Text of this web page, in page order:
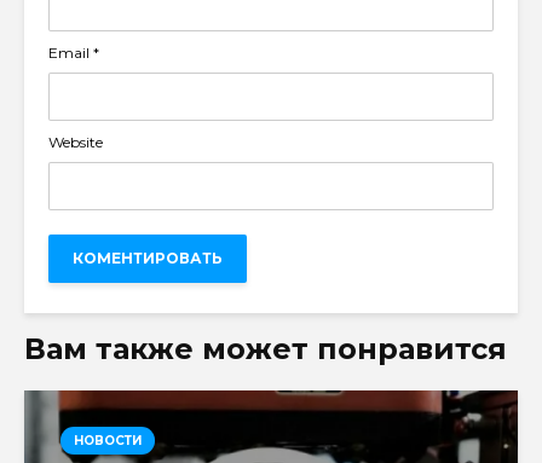
Email *
Website
Вам также может понравится
НОВОСТИ